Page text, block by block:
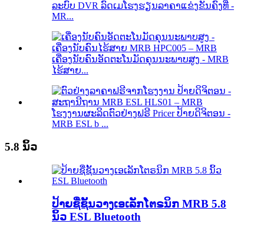
ລະບົບ DVR ລົດເມໂຮງຮຽນລາຄາແຂ່ງຂັນຄົງທີ່ -
MR...
ເຄື່ອງນັບຄົນອັດຕະໂນມັດຄຸນນະພາບສູງ - MRB
ໄຮ້ສາຍ...
ໂຮງງານຜະລິດຕົວຢ່າງຟຣີ Pricer ປ້າຍດິຈິຕອນ -
MRB ESL b ...
5.8 ນິ້ວ
ປ້າຍຊື່ຊັ້ນວາງເອເລັກໂຕຣນິກ MRB 5.8
ນິ້ວ ESL Bluetooth